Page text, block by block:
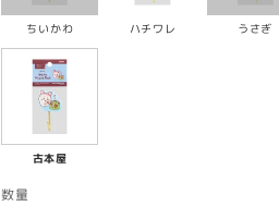
ちいかわ ハチワレ うさぎ
古本屋
数量